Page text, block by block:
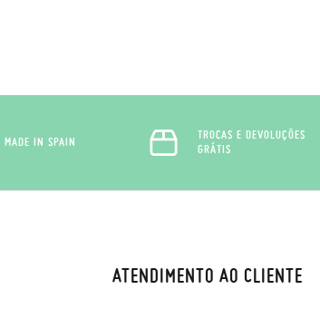
MADE IN SPAIN
TROCAS E DEVOLUÇÕES
GRÁTIS
ATENDIMENTO AO CLIENTE